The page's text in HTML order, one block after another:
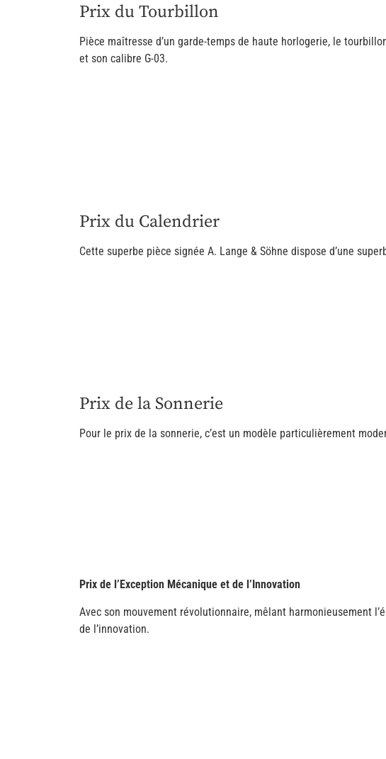
Prix du Tourbillon
Pièce maîtresse d’un garde-temps de haute horlogerie, le
et son calibre G-03.
Prix du Calendrier
Cette superbe pièce signée A. Lange & Söhne dispose d’une
Prix de la Sonnerie
Pour le prix de la sonnerie, c’est un modèle particulièrement
Prix de l’Exception Mécanique et de l’Innovation
Avec son mouvement révolutionnaire, mêlant harmonieusement
de l’innovation.